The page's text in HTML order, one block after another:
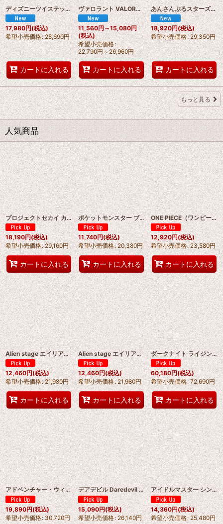
ディズニーツイステッドワンダーランド 2025年のハロウィン エース·トラッポラ（Ace Trappola）コスプレ衣装 オーダーメイド可能 abccos製 「受注生産」
17,980円(税込)
希望小売価格: 28,690円
カートに入れる
ヴァロラント VALORANT Sage（セージ）コスプレ衣装 abccos製 「受注生産」
11,560円～15,080円
(税込)
希望小売価格:
22,790円～26,960円
カートに入れる
あんさんぶるスターズ！「あんスタ」シャッフル第 10 弾 天祥院英智・朔間凛月・朱桜司 dream diary プロローグ後編 コスプレ衣装 オーダーメイド可能 abccos製 「受注生産」
18,920円(税込)
希望小売価格: 29,350円
カートに入れる
もっと見る
人気商品
プロジェクトセカイ カラフルステージ！ feat. 初音ミク khn 小豆沢こはね（あずさわ こはね）コスプレ衣装 abccos製 「受注生産」
18,190円(税込)
希望小売価格: 29,160円
カートに入れる
ポケットモンスター ブラック・ホワイト カミツレ /Elesa コスプレ衣装 abccos製 「受注生産」
11,740円(税込)
希望小売価格: 20,380円
カートに入れる
ONE PIECE（ワンピース）シュガー Sugar コスプレ衣装 abccos製 「受注生産」
12,920円(税込)
希望小売価格: 23,580円
カートに入れる
Alien stage エイリアン・ステージ Zombie Stage mizi/ ミジ コスプレ衣装 オーダーメイド可能 abccos製 「受注生産」
12,460円(税込)
希望小売価格: 21,980円
カートに入れる
Alien stage エイリアン・ステージ Zombie Stage スア/ sua コスプレ衣装 オーダーメイド可能 abccos製 「受注生産」
12,460円(税込)
希望小売価格: 21,980円
カートに入れる
ダークナイト ライジング（The Dark Knight Rises）ブルース・ウェイン / バットマン Batman Bruce Wayne コスプレ衣装 abccos製 「受注生産」
60,180円(税込)
希望小売価格: 72,690円
カートに入れる
アドベンチャー・ウィズ・スーパーマン /My Adventures With Superman Season 3 カーラ・ゾー＝エル/スーパーガール Supergirl コスプレ衣装 abccos製「受注生産」
19,890円(税込)
希望小売価格: 30,720円
デアデビル Daredevil エレクトラ・ナチオス（Elektra Natchios）コスプレ衣装 abccos製 「受注生産」
15,090円(税込)
希望小売価格: 26,140円
アイドルマスター シンデレラガールズ 渋谷凛（しぶや りん） コスプレ衣装 abccos製 「受注生産」
14,360円(税込)
希望小売価格: 25,480円